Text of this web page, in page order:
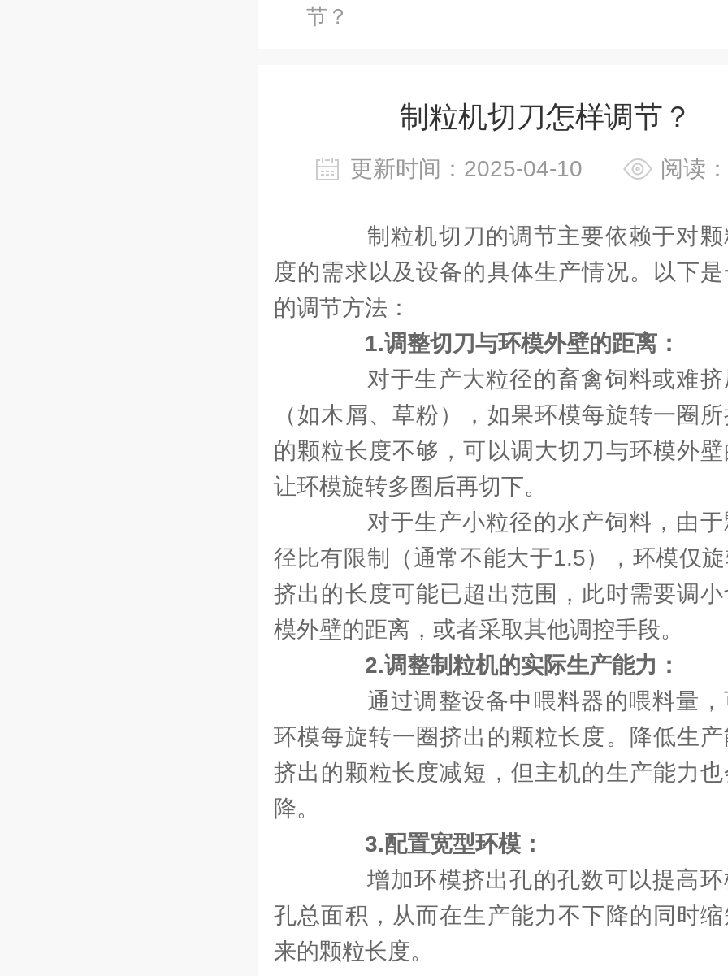
节？
制粒机切刀怎样调节？
更新时间：2025-04-10 阅读
制粒机切刀的调节主要依赖于对颗
度的需求以及设备的具体生产情况。以下
的调节方法：
1.调整切刀与环模外壁的距离：
对于生产大粒径的畜禽饲料或难挤
（如木屑、草粉），如果环模每旋转一圈
的颗粒长度不够，可以调大切刀与环模外
让环模旋转多圈后再切下。
对于生产小粒径的水产饲料，由于
径比有限制（通常不能大于1.5），环模仅
挤出的长度可能已超出范围，此时需要调
模外壁的距离，或者采取其他调控手段。
2.调整制粒机的实际生产能力：
通过调整设备中喂料器的喂料量，
环模每旋转一圈挤出的颗粒长度。降低生
挤出的颗粒长度减短，但主机的生产能力
降。
3.配置宽型环模：
增加环模挤出孔的孔数可以提高环
孔总面积，从而在生产能力不下降的同时
来的颗粒长度。